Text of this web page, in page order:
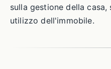
sulla gestione della casa,
utilizzo dell'immobile.